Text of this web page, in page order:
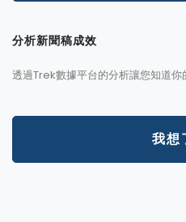
分析新聞稿成效
透過Trek數據平台的分析讓您知道你
我想